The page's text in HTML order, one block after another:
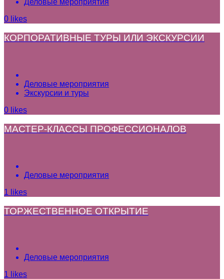
0 likes
КОРПОРАТИВНЫЕ ТУРЫ ИЛИ ЭКСКУРСИИ
Деловые мероприятия
Экскурсии и туры
0 likes
МАСТЕР-КЛАССЫ ПРОФЕССИОНАЛОВ
Деловые мероприятия
1 likes
ТОРЖЕСТВЕННОЕ ОТКРЫТИЕ
Деловые мероприятия
1 likes